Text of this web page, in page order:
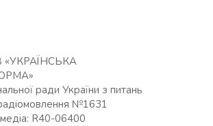
«УКРАЇНСЬКА
ради України з питань
№1631
R40-06400